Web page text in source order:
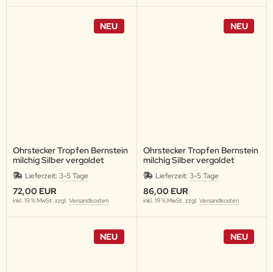
NEU
Ohrstecker Tropfen Bernstein
milchig Silber vergoldet
Lieferzeit: 3-5 Tage
72,00 EUR
inkl. 19 % MwSt. zzgl. Versandkosten
NEU
Ohrstecker Tropfen Bernstein
milchig Silber vergoldet
Lieferzeit: 3-5 Tage
86,00 EUR
inkl. 19 % MwSt. zzgl. Versandkosten
NEU NEU